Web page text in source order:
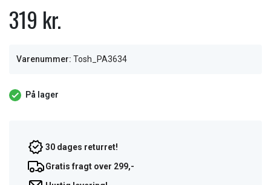
319 kr.
Varenummer: Tosh_PA3634
På lager
30 dages returret!
Gratis fragt over 299,-